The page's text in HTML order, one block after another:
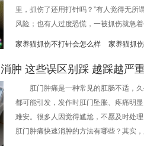
里，抓伤了还用打针吗？”有人觉得无所
风险；也有人过度恐慌，一被抓伤就急
家养猫抓伤不打针会怎么样 家养猫抓
肿 这些误区别踩 越踩越严
肛门肿痛是一种常见的肛肠不适，久
都可能引发，发作时肛门坠胀、疼痛明
难安。很多人因觉得尴尬，不愿及时处
肛门肿痛快速消肿的方法有哪些？其实